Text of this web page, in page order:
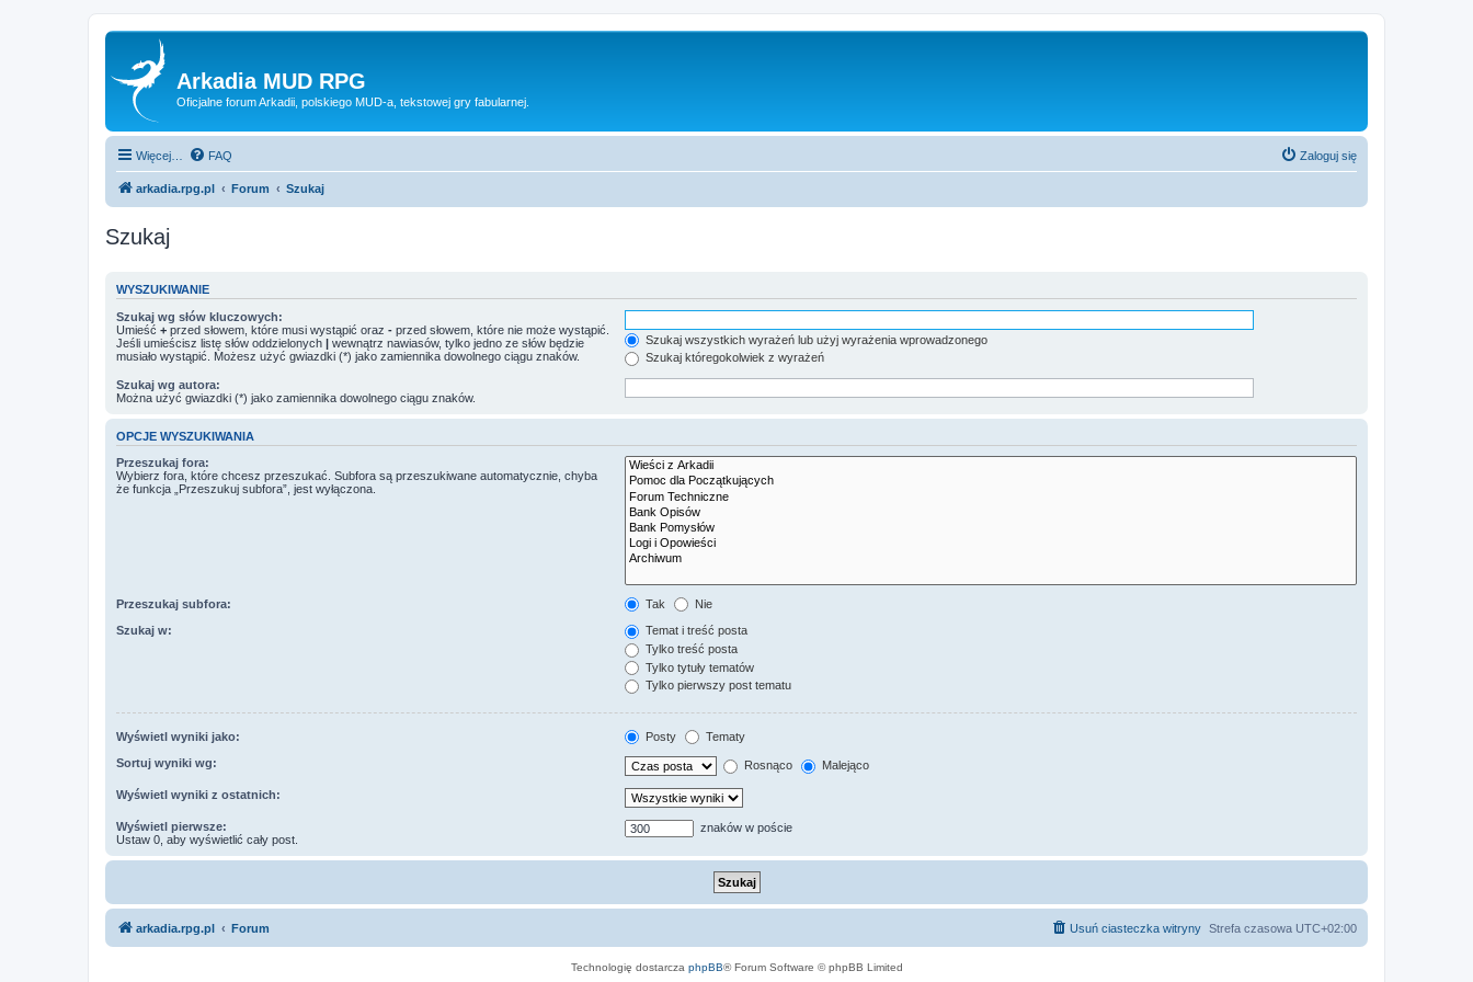
Arkadia MUD RPG
Oficjalne forum Arkadii, polskiego MUD-a, tekstowej gry fabularnej.
Więcej… FAQ Zaloguj się
arkadia.rpg.pl Forum Szukaj
Szukaj
WYSZUKIWANIE
Szukaj wg słów kluczowych:
Umieść + przed słowem, które musi wystąpić oraz - przed słowem, które nie może wystąpić.
Jeśli umieścisz listę słów oddzielonych | wewnątrz nawiasów, tylko jedno ze słów będzie
musiało wystąpić. Możesz użyć gwiazdki (*) jako zamiennika dowolnego ciągu znaków.
Szukaj wszystkich wyrażeń lub użyj wyrażenia wprowadzonego
Szukaj któregokolwiek z wyrażeń
Szukaj wg autora:
Można użyć gwiazdki (*) jako zamiennika dowolnego ciągu znaków.
OPCJE WYSZUKIWANIA
Przeszukaj fora:
Wybierz fora, które chcesz przeszukać. Subfora są przeszukiwane automatycznie, chyba
że funkcja „Przeszukuj subfora”, jest wyłączona.
Przeszukaj subfora: Tak Nie
Szukaj w:
Temat i treść posta
Tylko treść posta
Tylko tytuły tematów
Tylko pierwszy post tematu
Wyświetl wyniki jako: Posty Tematy
Sortuj wyniki wg: Rosnąco Malejąco
Wyświetl wyniki z ostatnich:
Wyświetl pierwsze:
Ustaw 0, aby wyświetlić cały post.
znaków w poście
arkadia.rpg.pl Forum Strefa czasowa UTC+02:00
Usuń ciasteczka witryny
Technologię dostarcza phpBB® Forum Software © phpBB Limited